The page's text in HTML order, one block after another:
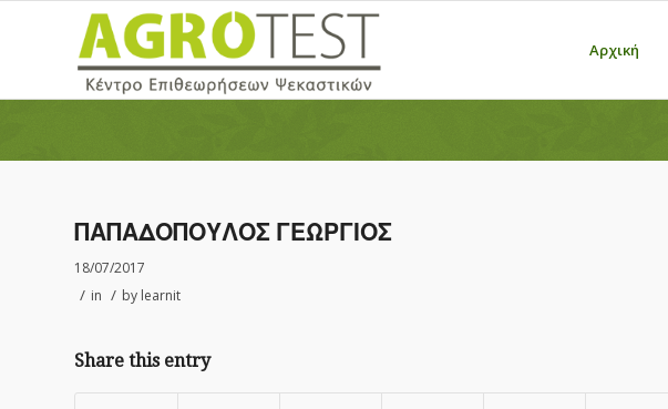
Αρχική
ΠΑΠΑΔΟΠΟΥΛΟΣ ΓΕΩΡΓΙΟΣ
18/07/2017
/ in / by learnit
Share this entry